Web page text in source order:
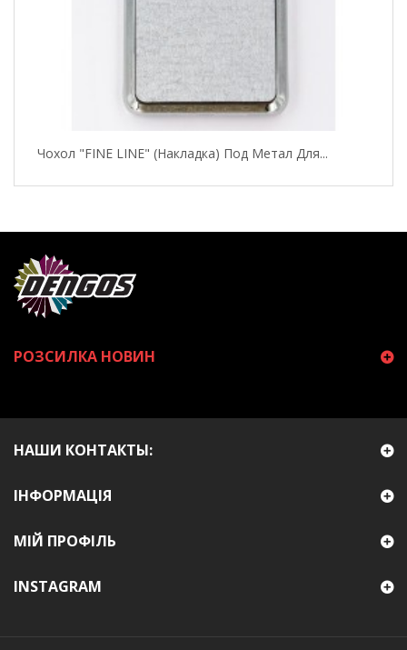
Чохол "FINE LINE" (накладка) Под Метал Для...
РОЗСИЛКА НОВИН
НАШИ КОНТАКТЫ:
ІНФОРМАЦІЯ
МІЙ ПРОФІЛЬ
INSTAGRAM